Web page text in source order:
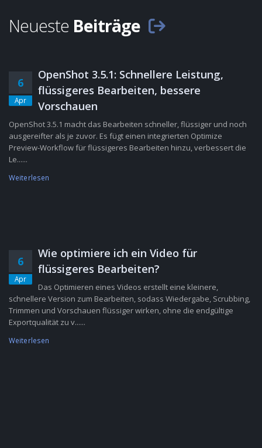
Neueste Beiträge
6
Apr
OpenShot 3.5.1: Schnellere Leistung,
flüssigeres Bearbeiten, bessere
Vorschauen
OpenShot 3.5.1 macht das Bearbeiten schneller, flüssiger und noch
ausgereifter als je zuvor. Es fügt einen integrierten Optimize
Preview-Workflow für flüssigeres Bearbeiten hinzu, verbessert die
Le......
Weiterlesen
6
Apr
Wie optimiere ich ein Video für
flüssigeres Bearbeiten?
Das Optimieren eines Videos erstellt eine kleinere,
schnellere Version zum Bearbeiten, sodass Wiedergabe, Scrubbing,
Trimmen und Vorschauen flüssiger wirken, ohne die endgültige
Exportqualität zu v......
Weiterlesen